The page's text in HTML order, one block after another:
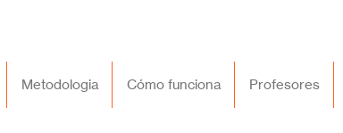
Metodologia Cómo funciona Profesores